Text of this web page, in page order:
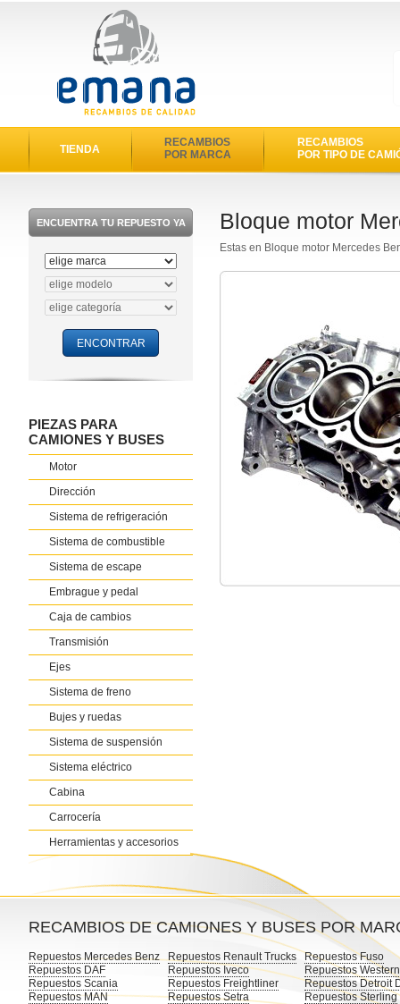
TIENDA
RECAMBIOS
POR MARCA
RECAMBIOS
POR TIPO DE
ENCUENTRA TU REPUESTO YA
PIEZAS PARA
CAMIONES Y BUSES
Motor
Dirección
Sistema de refrigeración
Sistema de combustible
Sistema de escape
Embrague y pedal
Caja de cambios
Transmisión
Ejes
Sistema de freno
Bujes y ruedas
Sistema de suspensión
Sistema eléctrico
Cabina
Carrocería
Herramientas y accesorios
Bloque motor
Estas en Bloque motor Mercedes
RECAMBIOS DE CAMIONES Y BUSES POR
Repuestos Mercedes Benz
Repuestos DAF
Repuestos Scania
Repuestos MAN
Repuestos Renault Trucks
Repuestos Iveco
Repuestos Freightliner
Repuestos Setra
Repuestos Fuso
Repuestos
Repuestos Detroit
Repuestos Sterling